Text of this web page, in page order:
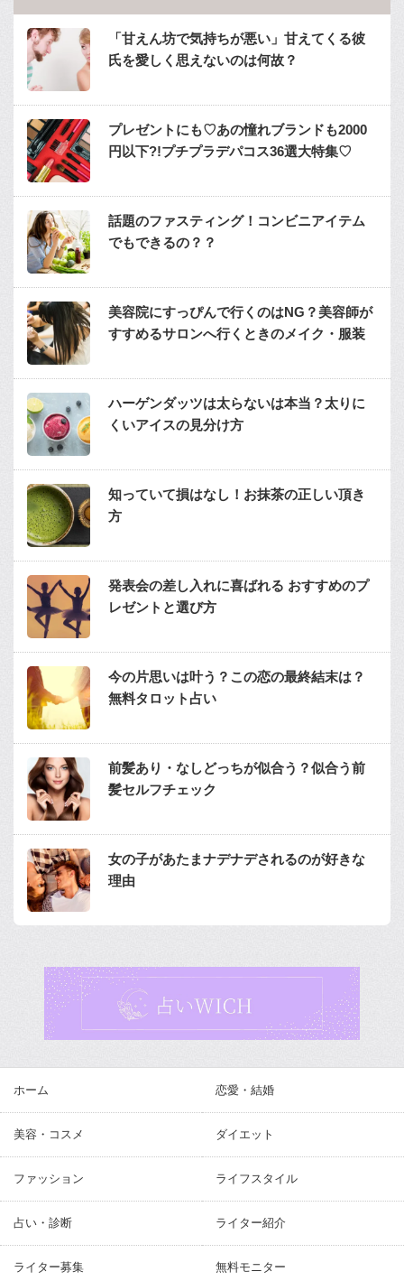
「甘えん坊で気持ちが悪い」甘えてくる彼
氏を愛しく思えないのは何故？
プレゼントにも♡あの憧れブランドも2000
円以下?!プチプラデパコス36選大特集♡
話題のファスティング！コンビニアイテム
でもできるの？？
美容院にすっぴんで行くのはNG？美容師が
すすめるサロンへ行くときのメイク・服装
ハーゲンダッツは太らないは本当？太りに
くいアイスの見分け方
知っていて損はなし！お抹茶の正しい頂き
方
発表会の差し入れに喜ばれる おすすめのプ
レゼントと選び方
今の片思いは叶う？この恋の最終結末は？
無料タロット占い
前髪あり・なしどっちが似合う？似合う前
髪セルフチェック
女の子があたまナデナデされるのが好きな
理由
ホーム 恋愛・結婚
美容・コスメ ダイエット
ファッション ライフスタイル
占い・診断 ライター紹介
ライター募集 無料モニター